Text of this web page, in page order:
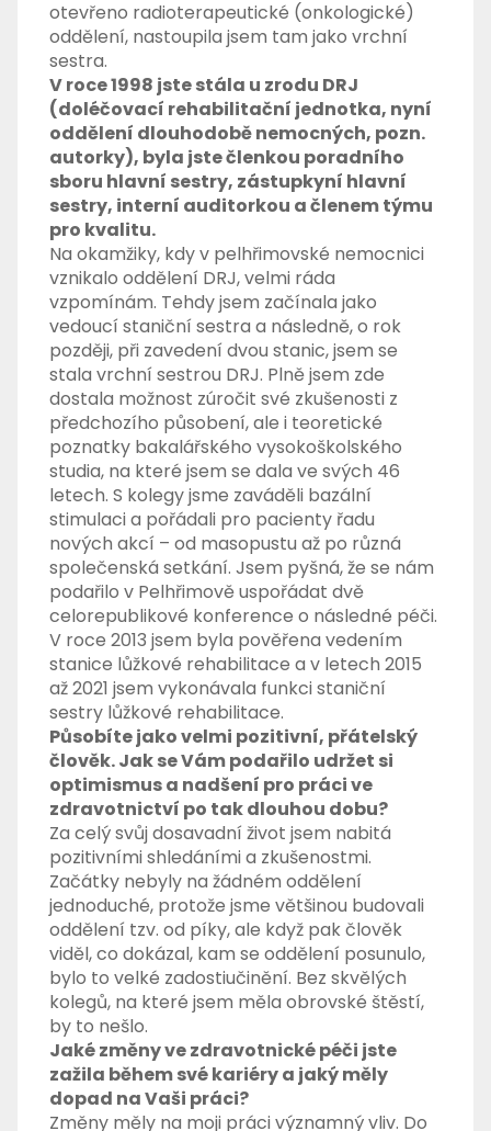
otevřeno radioterapeutické (onkologické)
oddělení, nastoupila jsem tam jako vrchní
sestra.
V roce 1998 jste stála u zrodu DRJ
(doléčovací rehabilitační jednotka, nyní
oddělení dlouhodobě nemocných, pozn.
autorky), byla jste členkou poradního
sboru hlavní sestry, zástupkyní hlavní
sestry, interní auditorkou a členem týmu
pro kvalitu.
Na okamžiky, kdy v pelhřimovské nemocnici
vznikalo oddělení DRJ, velmi ráda
vzpomínám. Tehdy jsem začínala jako
vedoucí staniční sestra a následně, o rok
později, při zavedení dvou stanic, jsem se
stala vrchní sestrou DRJ. Plně jsem zde
dostala možnost zúročit své zkušenosti z
předchozího působení, ale i teoretické
poznatky bakalářského vysokoškolského
studia, na které jsem se dala ve svých 46
letech. S kolegy jsme zaváděli bazální
stimulaci a pořádali pro pacienty řadu
nových akcí – od masopustu až po různá
společenská setkání. Jsem pyšná, že se nám
podařilo v Pelhřimově uspořádat dvě
celorepublikové konference o následné péči.
V roce 2013 jsem byla pověřena vedením
stanice lůžkové rehabilitace a v letech 2015
až 2021 jsem vykonávala funkci staniční
sestry lůžkové rehabilitace.
Působíte jako velmi pozitivní, přátelský
člověk. Jak se Vám podařilo udržet si
optimismus a nadšení pro práci ve
zdravotnictví po tak dlouhou dobu?
Za celý svůj dosavadní život jsem nabitá
pozitivními shledáními a zkušenostmi.
Začátky nebyly na žádném oddělení
jednoduché, protože jsme většinou budovali
oddělení tzv. od píky, ale když pak člověk
viděl, co dokázal, kam se oddělení posunulo,
bylo to velké zadostiučinění. Bez skvělých
kolegů, na které jsem měla obrovské štěstí,
by to nešlo.
Jaké změny ve zdravotnické péči jste
zažila během své kariéry a jaký měly
dopad na Vaši práci?
Změny měly na moji práci významný vliv. Do